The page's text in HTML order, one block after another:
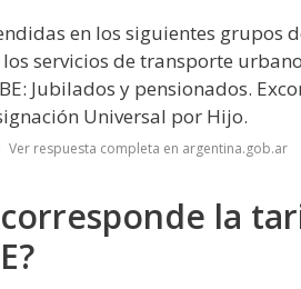
en los siguientes grupos
servicios de transporte
Jubilados y pensionados.
Universal por Hijo.
Ver respuesta completa en argentina.gob.ar
la